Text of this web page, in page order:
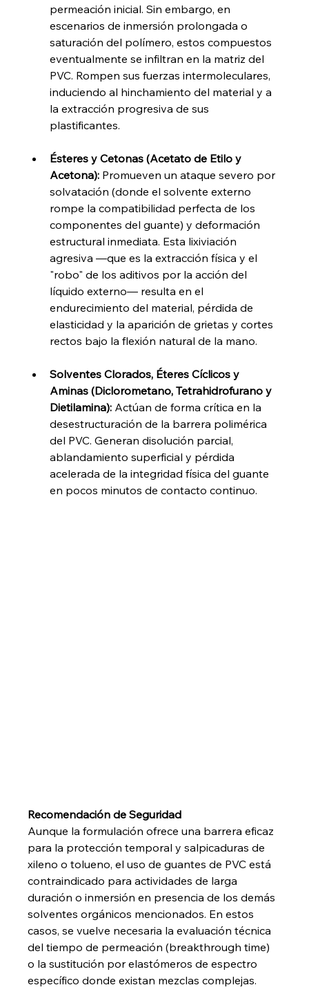
permeación inicial. Sin embargo, en
escenarios de inmersión prolongada o
saturación del polímero, estos compuestos
eventualmente se infiltran en la matriz del
PVC. Rompen sus fuerzas intermoleculares,
induciendo al hinchamiento del material y a
la extracción progresiva de sus
plastificantes.
Ésteres y Cetonas (Acetato de Etilo y
Acetona): Promueven un ataque severo por
solvatación (donde el solvente externo
rompe la compatibilidad perfecta de los
componentes del guante) y deformación
estructural inmediata. Esta lixiviación
agresiva —que es la extracción física y el
"robo" de los aditivos por la acción del
líquido externo— resulta en el
endurecimiento del material, pérdida de
elasticidad y la aparición de grietas y cortes
rectos bajo la flexión natural de la mano.
Solventes Clorados, Éteres Cíclicos y
Aminas (Diclorometano, Tetrahidrofurano y
Dietilamina): Actúan de forma crítica en la
desestructuración de la barrera polimérica
del PVC. Generan disolución parcial,
ablandamiento superficial y pérdida
acelerada de la integridad física del guante
en pocos minutos de contacto continuo.
Recomendación de Seguridad
Aunque la formulación ofrece una barrera eficaz
para la protección temporal y salpicaduras de
xileno o tolueno, el uso de guantes de PVC está
contraindicado para actividades de larga
duración o inmersión en presencia de los demás
solventes orgánicos mencionados. En estos
casos, se vuelve necesaria la evaluación técnica
del tiempo de permeación (breakthrough time)
o la sustitución por elastómeros de espectro
específico donde existan mezclas complejas.